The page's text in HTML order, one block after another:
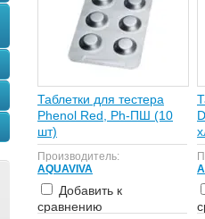
Таблетки для тестера
Phenol Red, Ph-ПШ (10
шт)
Производитель:
AQUAVIVA
Добавить к
сравнению